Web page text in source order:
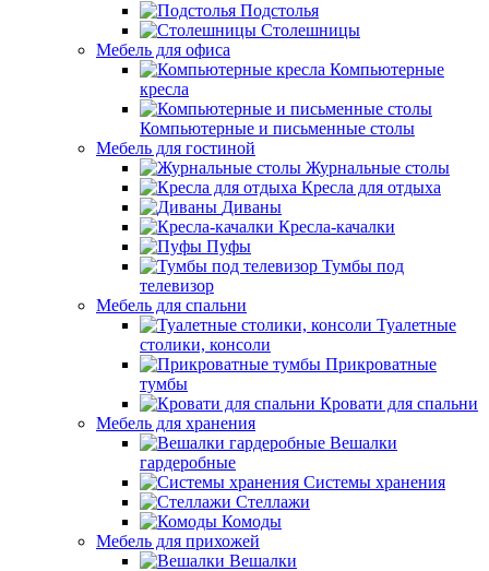
Подстолья
Столешницы
Мебель для офиса
Компьютерные
кресла
Компьютерные и письменные столы
Мебель для гостиной
Журнальные столы
Кресла для отдыха
Диваны
Кресла-качалки
Пуфы
Тумбы под
телевизор
Мебель для спальни
Туалетные
столики, консоли
Прикроватные
тумбы
Кровати для спальни
Мебель для хранения
Вешалки
гардеробные
Системы хранения
Стеллажи
Комоды
Мебель для прихожей
Вешалки